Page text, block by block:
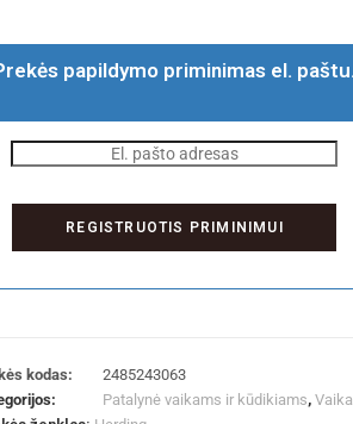
papildymo priminimas el. paštu.
kodas:
2485243063
Patalynė vaikams ir kūdikiams,